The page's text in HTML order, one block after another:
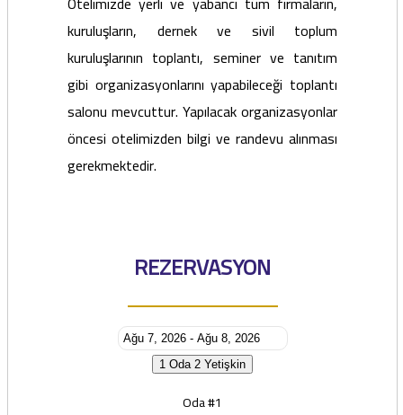
kuruluşların, dernek ve sivil toplum
kuruluşlarının toplantı, seminer ve tanıtım
gibi organizasyonlarını yapabileceği toplantı
salonu mevcuttur. Yapılacak organizasyonlar
öncesi otelimizden bilgi ve randevu alınması
gerekmektedir.
REZERVASYON
1 Oda 2 Yetişkin
Oda #1